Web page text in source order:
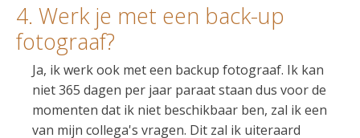
4. Werk je met een back-up
fotograaf?
Ja, ik werk ook met een backup fotograaf. Ik kan
niet 365 dagen per jaar paraat staan dus voor de
momenten dat ik niet beschikbaar ben, zal ik een
van mijn collega's vragen. Dit zal ik uiteraard